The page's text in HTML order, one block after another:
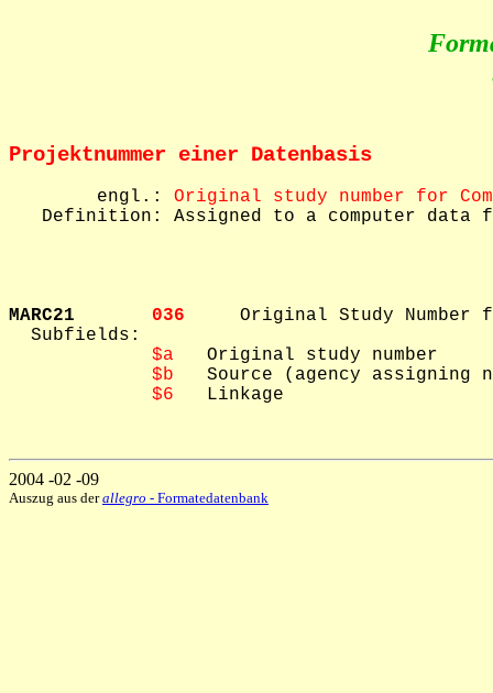
Projektnummer einer Datenbasis
        engl.:
Original study number for
Definition: Assigned to a computer data
MARC21 036 Original Study Number
  Subfields:
$a
   Original study number
$b
Source (agency assigning
$6
   Linkage
2004 -02 -09
Auszug aus derallegro - Formatedatenbank